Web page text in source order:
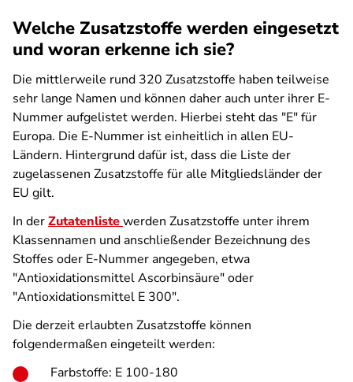
Welche Zusatzstoffe werden eingesetzt
und woran erkenne ich sie?
Die mittlerweile rund 320 Zusatzstoffe haben teilweise
sehr lange Namen und können daher auch unter ihrer E-
Nummer aufgelistet werden. Hierbei steht das "E" für
Europa. Die E-Nummer ist einheitlich in allen EU-
Ländern. Hintergrund dafür ist, dass die Liste der
zugelassenen Zusatzstoffe für alle Mitgliedsländer der
EU gilt.
In derZutatenlistewerden Zusatzstoffe unter ihrem
Klassennamen und anschließender Bezeichnung des
Stoffes oder E-Nummer angegeben, etwa
"Antioxidationsmittel Ascorbinsäure" oder
"Antioxidationsmittel E 300".
Die derzeit erlaubten Zusatzstoffe können
folgendermaßen eingeteilt werden:
Farbstoffe: E 100-180